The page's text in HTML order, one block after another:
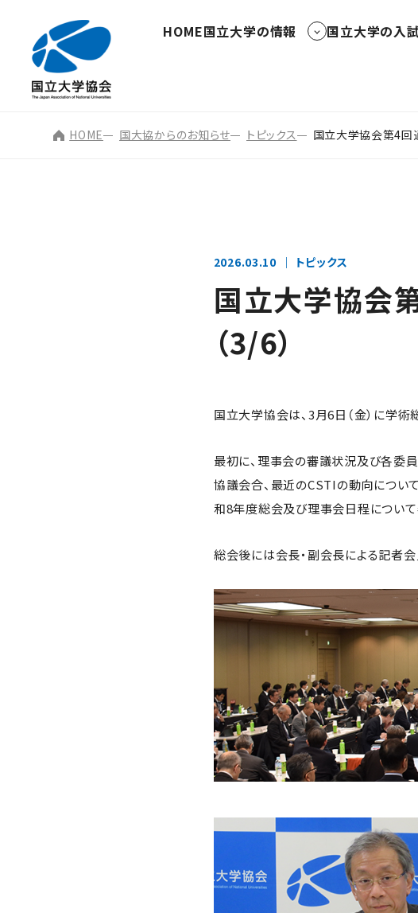
HOME国立大学の情報 国立大学の入
HOME 国大協からのお知らせ トピックス 国立大学協会第4回
2026.03.10 トピックス
国立大学協会
（3/6）
国立大学協会は、3月6日（金）に学
最初に、理事会の審議状況及び各委
協議会合、最近のCSTIの動向につい
和8年度総会及び理事会日程について
総会後には会長・副会長による記者会